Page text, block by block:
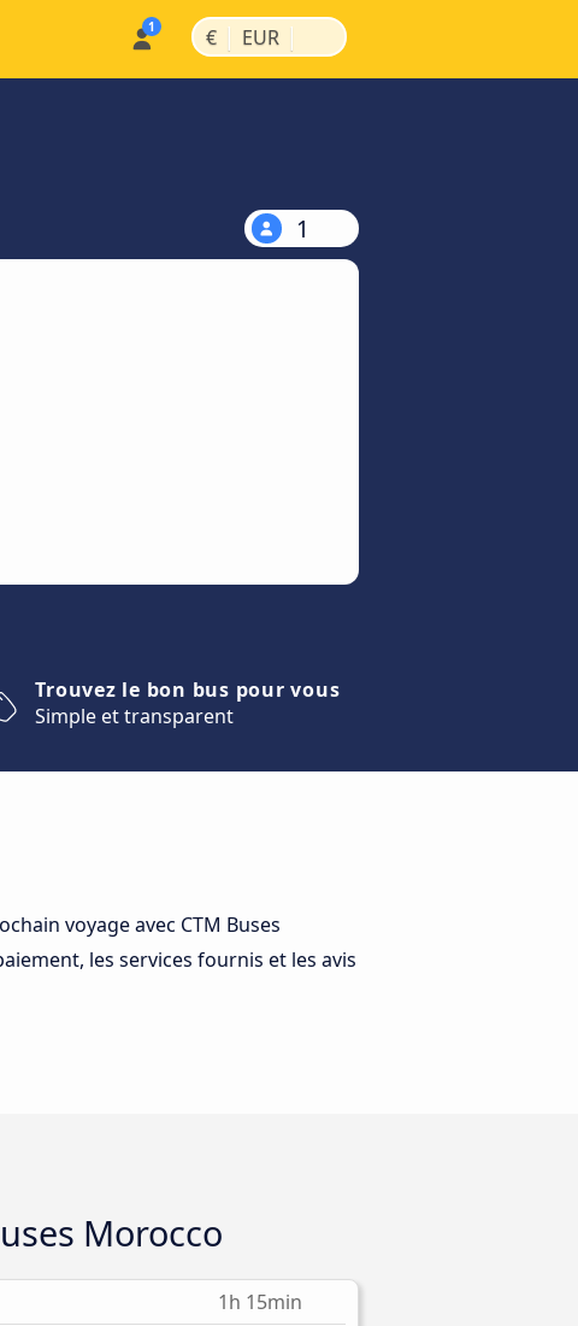
€ | EUR |
1
Trouvez le bon bus pour vous
Simple et transparent
voyage avec CTM Buses
les services fournis et les avis
Morocco
1h 15min